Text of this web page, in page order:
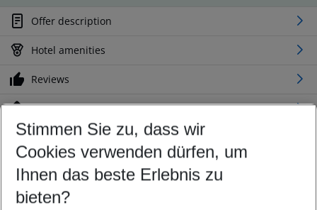
Offer description
Hotel amenities
Reviews
Location
Customize your offer
Find the perfect deal which suits your best
Your departure airport
Any airport
Stimmen Sie zu, dass wir
Cookies verwenden dürfen, um
Ihnen das beste Erlebnis zu
bieten?